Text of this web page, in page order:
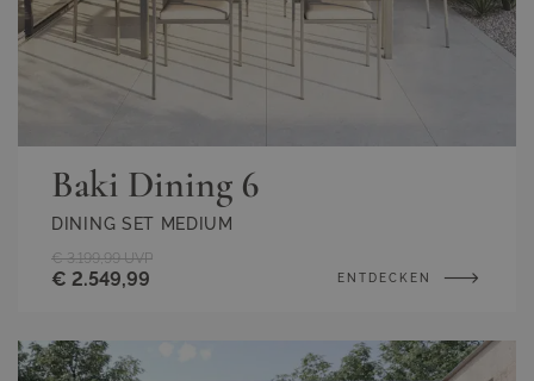
Baki Dining 6
DINING SET MEDIUM
€ 2.549,99
€ 3.199,99 UVP
ENTDECKEN